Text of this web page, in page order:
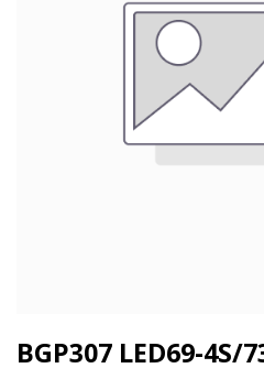
BGP307 LED69-4S/